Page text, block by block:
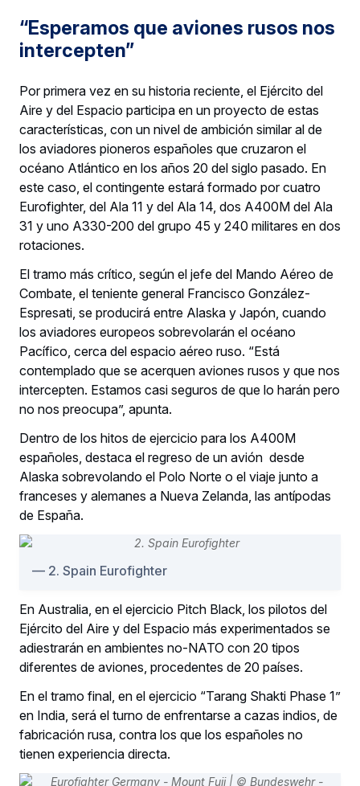
“Esperamos que aviones rusos nos
intercepten”
Por primera vez en su historia reciente, el Ejército del
Aire y del Espacio participa en un proyecto de estas
características, con un nivel de ambición similar al de
los aviadores pioneros españoles que cruzaron el
océano Atlántico en los años 20 del siglo pasado. En
este caso, el contingente estará formado por cuatro
Eurofighter, del Ala 11 y del Ala 14, dos A400M del Ala
31 y uno A330-200 del grupo 45 y 240 militares en dos
rotaciones.
El tramo más crítico, según el jefe del Mando Aéreo de
Combate, el teniente general Francisco González-
Espresati, se producirá entre Alaska y Japón, cuando
los aviadores europeos sobrevolarán el océano
Pacífico, cerca del espacio aéreo ruso. “Está
contemplado que se acerquen aviones rusos y que nos
intercepten. Estamos casi seguros de que lo harán pero
no nos preocupa”, apunta.
Dentro de los hitos de ejercicio para los A400M
españoles, destaca el regreso de un avión desde
Alaska sobrevolando el Polo Norte o el viaje junto a
franceses y alemanes a Nueva Zelanda, las antípodas
de España.
2. Spain Eurofighter
En Australia, en el ejercicio Pitch Black, los pilotos del
Ejército del Aire y del Espacio más experimentados se
adiestrarán en ambientes no-NATO con 20 tipos
diferentes de aviones, procedentes de 20 países.
En el tramo final, en el ejercicio “Tarang Shakti Phase 1”
en India, será el turno de enfrentarse a cazas indios, de
fabricación rusa, contra los que los españoles no
tienen experiencia directa.